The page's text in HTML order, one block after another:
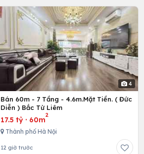
4
Bán 60m - 7 Tầng - 4.6m.Mặt Tiền. ( Đức
Diễn ) Bắc Từ Liêm
17.5 tỷ· 60m
2
Thành phố Hà Nội
12 giờ trước